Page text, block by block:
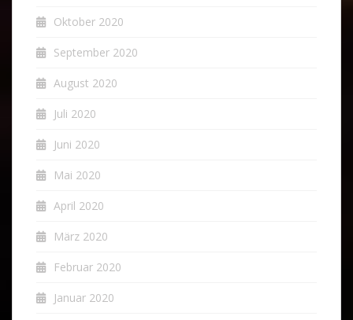
Oktober 2020
September 2020
August 2020
Juli 2020
Juni 2020
Mai 2020
April 2020
März 2020
Februar 2020
Januar 2020